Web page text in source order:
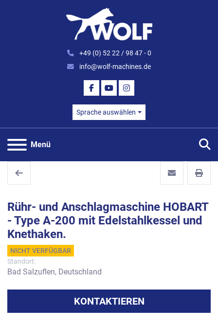
+49 (0) 52 22 / 98 47 - 0
info@wolf-machines.de
FACEBOOK
YOUTUBEINSTAGRAM
Sprache auswählen
Menü
Rühr- und Anschlagmaschine HOBART
- Type A-200 mit Edelstahlkessel und
Knethaken.
NICHT VERFÜGBAR
Standort:
Bad Salzuflen, Deutschland
KONTAKTIEREN